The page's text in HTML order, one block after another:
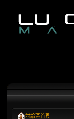
討論區首頁